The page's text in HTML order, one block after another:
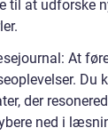
til at udforske
At
Du
der
ned i